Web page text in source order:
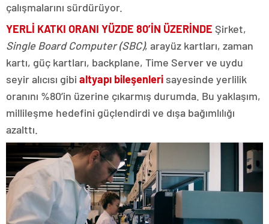
çalışmalarını sürdürüyor.
YERLİ KATKI ORANI YÜZDE 80’İN ÜZERİNDE Şirket,
Single Board Computer (SBC), arayüz kartları, zaman
kartı, güç kartları, backplane, Time Server ve uydu
seyir alıcısı gibi altyapı bileşenleri sayesinde yerlilik
oranını %80’in üzerine çıkarmış durumda. Bu yaklaşım,
millileşme hedefini güçlendirdi ve dışa bağımlılığı
azalttı.